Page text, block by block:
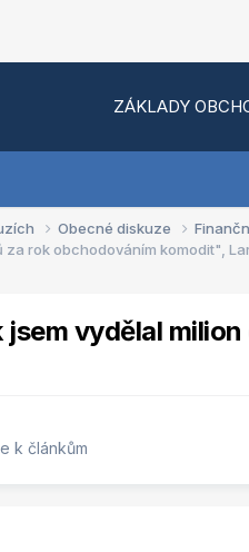
ZÁKLADY
Obecné diskuze
rok obchodováním komodit",
jsem vydělal
k článkům